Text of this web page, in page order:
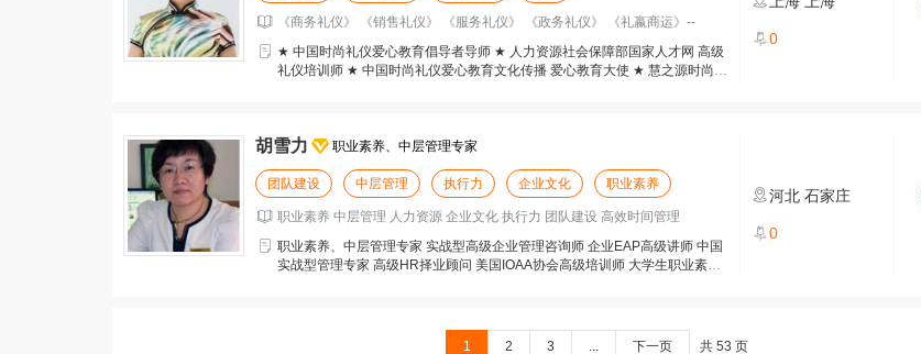
《商务礼仪》 《销售礼仪》 《服务礼仪》 《政务礼仪》 《礼嬴商运》--
★ 中国时尚礼仪爱心教育倡导者导师 ★ 人力资源社会保障部国家人才网 高级
礼仪培训师 ★ 中国时尚礼仪爱心教育文化传播 爱心教育大使 ★ 慧之源时尚礼
0
胡雪力 职业素养、中层管理专家
团队建设 中层管理 执行力 企业文化 职业素养
职业素养 中层管理 人力资源 企业文化 执行力 团队建设 高效时间管理
职业素养、中层管理专家 实战型高级企业管理咨询师 企业EAP高级讲师 中国
实战型管理专家 高级HR择业顾问 美国IOAA协会高级培训师 大学生职业素质
河北 石家庄
0
1 2 3 ... 下一页 共 53 页